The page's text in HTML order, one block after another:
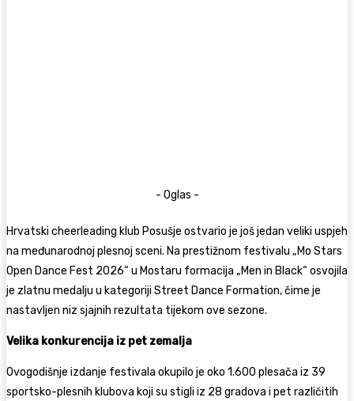
- Oglas -
Hrvatski cheerleading klub Posušje ostvario je još jedan veliki uspjeh
na međunarodnoj plesnoj sceni. Na prestižnom festivalu „Mo Stars
Open Dance Fest 2026“ u Mostaru formacija „Men in Black“ osvojila
je zlatnu medalju u kategoriji Street Dance Formation, čime je
nastavljen niz sjajnih rezultata tijekom ove sezone.
Velika konkurencija iz pet zemalja
Ovogodišnje izdanje festivala okupilo je oko 1.600 plesača iz 39
sportsko-plesnih klubova koji su stigli iz 28 gradova i pet različitih